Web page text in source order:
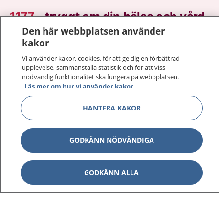
1177–tryggt om din hälsa och vård
På 1177.se får du råd om hälsa och information om
Logga in för att läsa din journal och göra dina
vårdärenden. Ring telefonnummer 1177 för
sjukvårdsrådgivning dygnet runt.
1177 ger dig råd när du vill må bättre.
1177 på flera språk Visa
Om 1177 Visa
Den här webbplatsen använder
kakor
Vi använder kakor, cookies, för att ge dig en förbättrad
upplevelse, sammanställa statistik och för att viss
nödvändig funktionalitet ska fungera på webbplatsen.
Läs mer om hur vi använder kakor
HANTERA KAKOR
GODKÄNN NÖDVÄNDIGA
GODKÄNN ALLA